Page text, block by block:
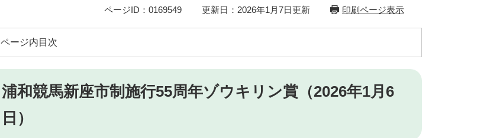
ページID：0169549 更新日：2026年1月7日更新 印刷ページ表示
ページ内目次
浦和競馬新座市制施行55周年ゾウキリン賞（2026年1月6
日）